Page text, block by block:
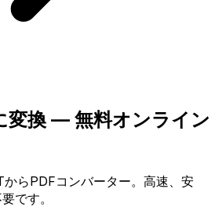
変換 — 無料オンライン
らPDFコンバーター。高速、安
です。